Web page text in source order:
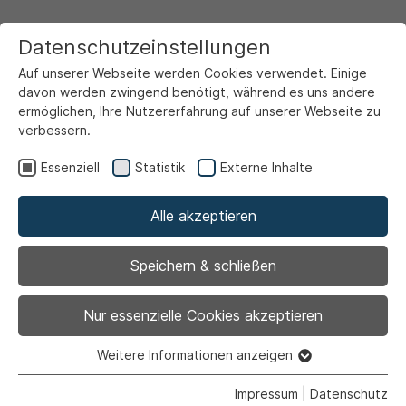
Zufahrt zum
Wertstoffhof am
Donnerstag erst ab 10
Datenschutzeinstellungen
Auf unserer Webseite werden Cookies verwendet. Einige
davon werden zwingend benötigt, während es uns andere
ermöglichen, Ihre Nutzererfahrung auf unserer Webseite zu
verbessern.
Essenziell Statistik Externe Inhalte
Alle akzeptieren
Speichern & schließen
Nur essenzielle Cookies akzeptieren
Essenzielle Cookies werden für grundlegende Funktionen
Weitere Informationen anzeigen
Impressum Datenschutz